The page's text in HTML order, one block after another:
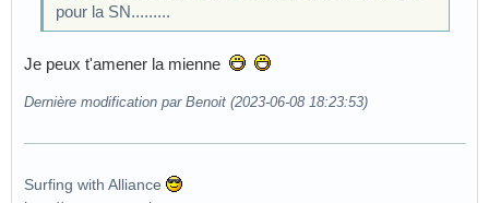
pour la SN.........
Je peux t'amener la mienne
Dernière modification par Benoit (2023-06-08 18:23:53)
Surfing with Alliance